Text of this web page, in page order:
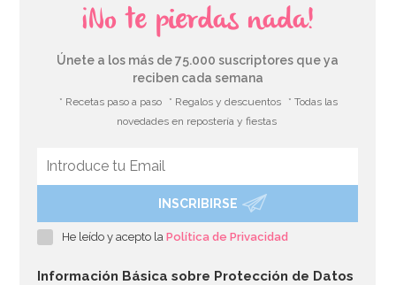
¡No te pierdas nada!
Únete a los más de 75.000 suscriptores que ya
reciben cada semana
* Recetas paso a paso * Regalos y descuentos
* Todas las
novedades en repostería y fiestas
INSCRIBIRSE
He leído y acepto laPolítica de Privacidad
Información Básica sobre Protección de Datos